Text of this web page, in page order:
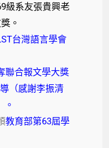
級系友張貴興老
。
台灣語言學會
聯合報文學大獎
（感謝李振清
。
教育部第63屆學